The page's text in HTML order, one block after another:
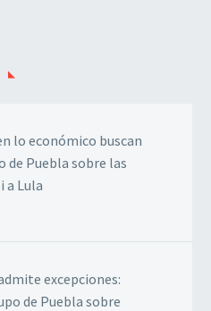
lo económico buscan
de Puebla sobre las
a Lula
excepciones:
de Puebla sobre